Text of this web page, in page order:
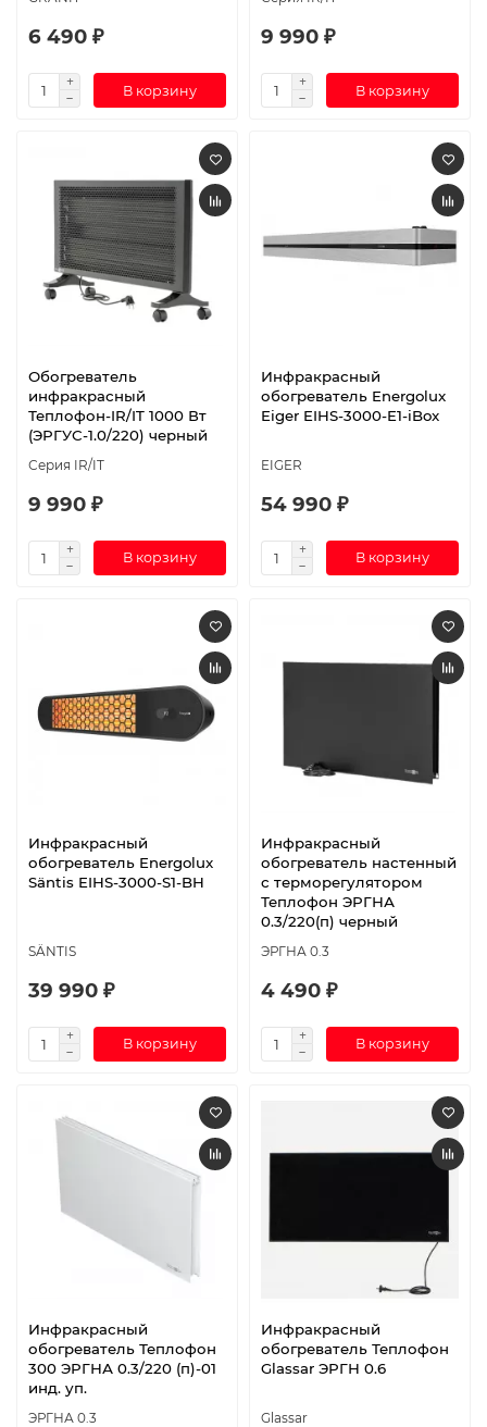
6 490 ₽
В корзину
9 990 ₽
В корзину
Обогреватель
инфракрасный
Теплофон-IR/IT 1000 Вт
(ЭРГУС-1.0/220) черный
Серия IR/IT
9 990 ₽
В корзину
Инфракрасный
обогреватель Energolux
Eiger EIHS-3000-E1-iBox
EIGER
54 990 ₽
В корзину
Инфракрасный
обогреватель Energolux
Säntis EIHS-3000-S1-BH
SÄNTIS
39 990 ₽
В корзину
Инфракрасный
обогреватель настенный
с терморегулятором
Теплофон ЭРГНА
0.3/220(п) черный
ЭРГНА 0.3
4 490 ₽
В корзину
Инфракрасный
обогреватель Теплофон
300 ЭРГНА 0.3/220 (п)-01
инд. уп.
ЭРГНА 0.3
Инфракрасный
обогреватель Теплофон
Glassar ЭРГН 0.6
Glassar